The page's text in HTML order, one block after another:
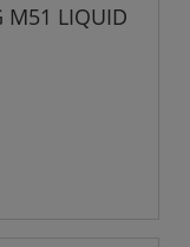
M51 LIQUID